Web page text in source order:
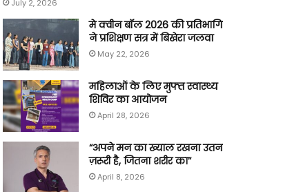
July 2, 2026
मे क्वीन बॉल 2026 की प्रतिभागियों
ने प्रशिक्षण सत्र में बिखेरा जलवा
May 22, 2026
महिलाओं के लिए मुफ्त स्वास्थ्य
शिविर का आयोजन
April 28, 2026
“अपने मन का ख्याल रखना उतना ही
ज़रूरी है, जितना शरीर का”
April 8, 2026